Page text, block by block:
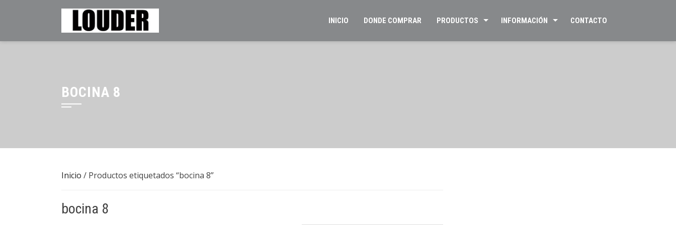
INICIO DONDE COMPRAR PRODUCTOS INFORMACIÓN CONTACTO
BOCINA 8
Inicio / Productos etiquetados “bocina 8”
bocina 8